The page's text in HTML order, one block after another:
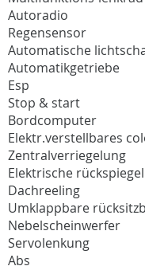
Autoradio
Regensensor
Automatische
Automatikgetriebe
Esp
Stop & start
Bordcomputer
Elektr.verstellbares
Zentralverriegelung
Elektrische rückspiegel
Dachreeling
Umklappbare
Nebelscheinwerfer
Servolenkung
Abs